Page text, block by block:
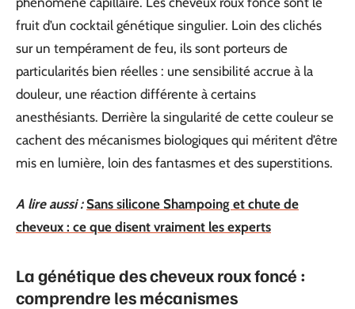
fruit d’un cocktail génétique singulier. Loin des clichés
sur un tempérament de feu, ils sont porteurs de
particularités bien réelles : une sensibilité accrue à la
douleur, une réaction différente à certains
anesthésiants. Derrière la singularité de cette couleur se
cachent des mécanismes biologiques qui méritent d’être
mis en lumière, loin des fantasmes et des superstitions.
A lire aussi : Sans silicone Shampoing et chute de
cheveux : ce que disent vraiment les experts
La génétique des cheveux roux foncé :
comprendre les mécanismes